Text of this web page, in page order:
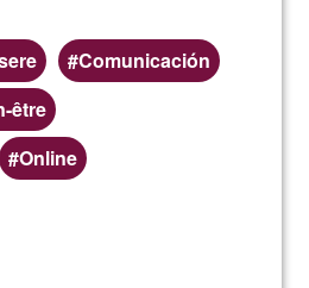
Comunicación
être
Online